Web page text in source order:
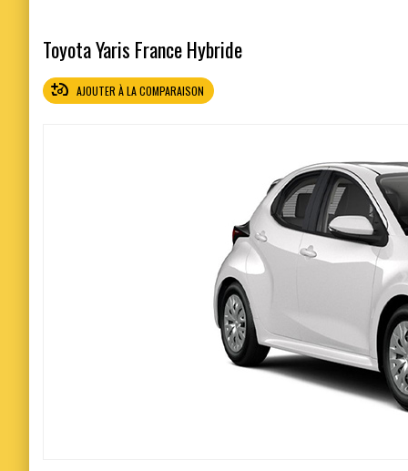
Toyota Yaris France Hybride
AJOUTER À LA COMPARAISON